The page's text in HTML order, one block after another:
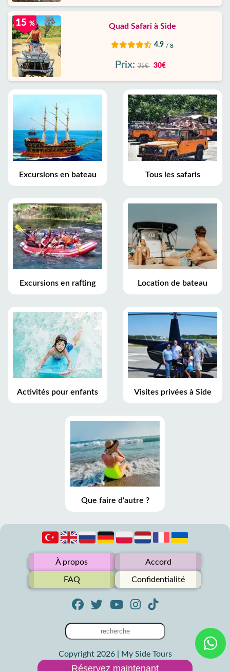
Quad Safari à Side
4.9 / 8
15 %
Prix: 35€ 30€
Réservez maintenant
Excursions en bateau Tous les safaris
Excursions en rafting Location de bateau
Activités pour enfants Visites privées à Side
Que faire d'autre ?
À propos Accord
FAQ Confidentialité
Copyright 2026 | My Side Tours